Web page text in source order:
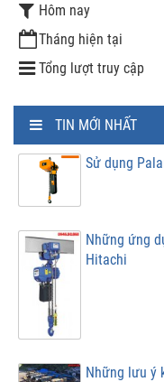
Hôm nay
Tháng hiện tại
Tổng lượt truy cập
TIN MỚI NHẤT
Sử dụng
Những ứng
Hitachi
Những lưu ý